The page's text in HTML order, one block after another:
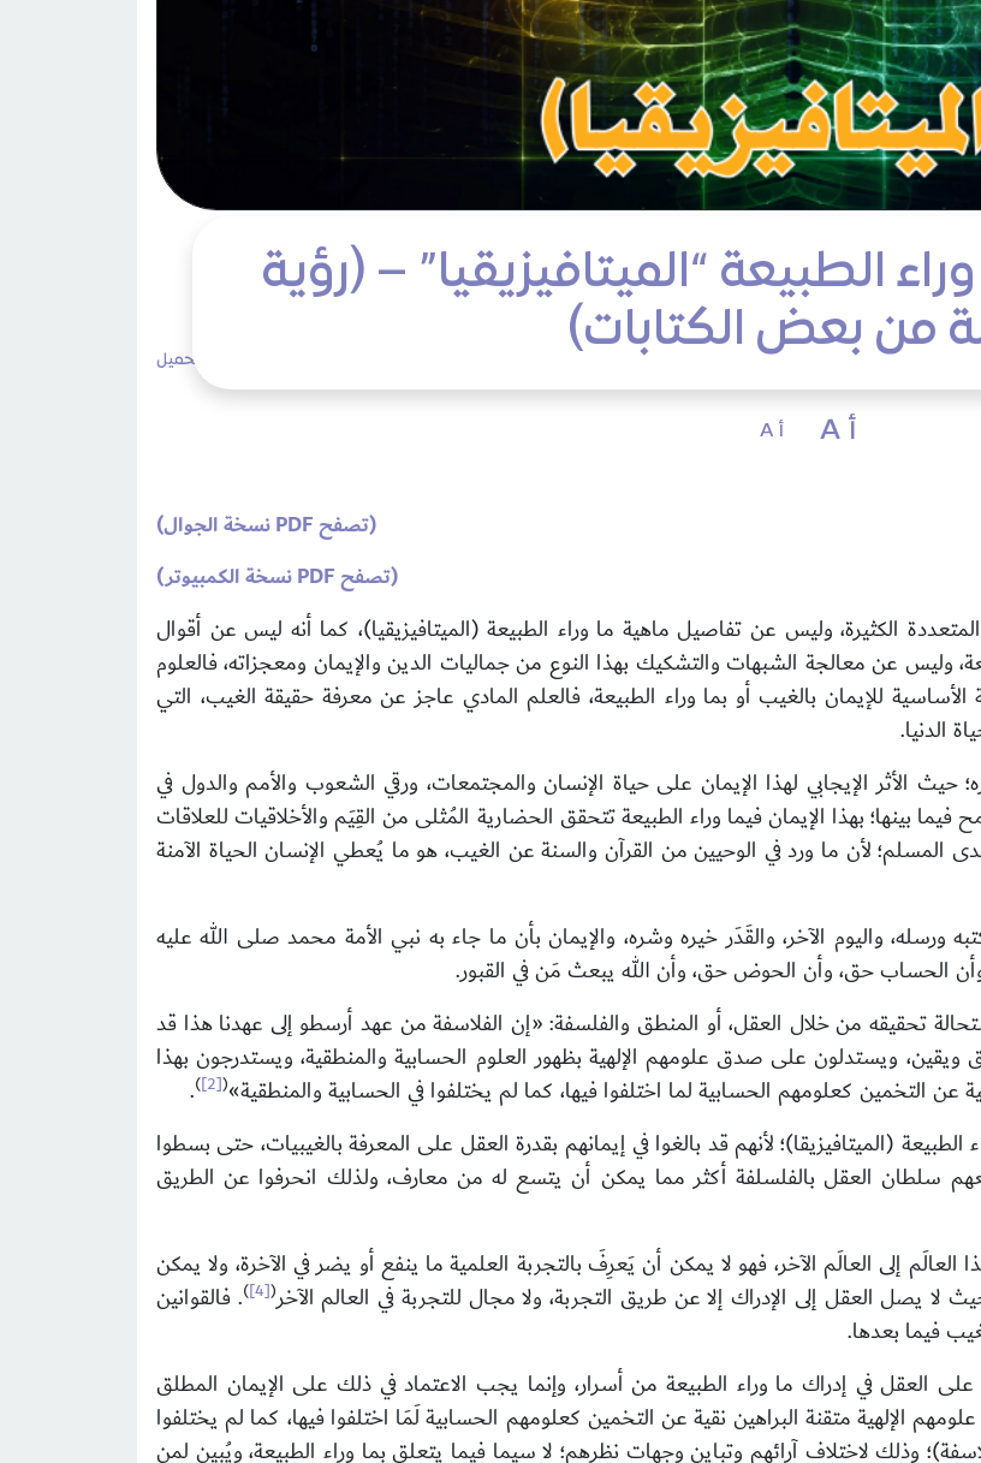
الطبيعة “الميتافيزيقيا” – (رؤية
من بعض الكتابات)
تحميل
أ A أ A
(تصفح PDF نسخة الجوال)
(تصفح PDF نسخة الكمبيوتر)
الكثيرة، وليس عن تفاصيل ماهية ما وراء الطبيعة (الميتافيزيقيا)، كما أنه ليس عن أقوال
وليس عن معالجة الشبهات والتشكيك بهذا النوع من جماليات الدين والإيمان ومعجزاته، فالعلوم
الأساسية للإيمان بالغيب أو بما وراء الطبيعة، فالعلم المادي عاجز عن معرفة حقيقة الغيب، التي
الدنيا.
حيث الأثر الإيجابي لهذا الإيمان على حياة الإنسان والمجتمعات، ورقي الشعوب والأمم والدول في
فيما بينها؛ بهذا الإيمان فيما وراء الطبيعة تتحقق الحضارية المُثلى من القِيَم والأخلاقيات للعلاقات
المسلم؛ لأن ما ورد في الوحيين من القرآن والسنة عن الغيب، هو ما يُعطي الإنسان الحياة الآمنة
ورسله، واليوم الآخر، والقَدَر خيره وشره، والإيمان بأن ما جاء به نبي الأمة محمد صلى الله عليه
الحساب حق، وأن الحوض حق، وأن الله يبعث مَن في القبور.
تحقيقه من خلال العقل، أو المنطق والفلسفة: «إن الفلاسفة من عهد أرسطو إلى عهدنا هذا قد
ويستدلون على صدق علومهم الإلهية بظهور العلوم الحسابية والمنطقية، ويستدرجون بهذا
عن التخمين كعلومهم الحسابية لما اختلفوا فيها، كما لم يختلفوا في الحسابية والمنطقية»(
[2]
)
.
(الميتافيزيقا)؛ لأنهم قد بالغوا في إيمانهم بقدرة العقل على المعرفة بالغيبيات، حتى بسطوا
سلطان العقل بالفلسلفة أكثر مما يمكن أن يتسع له من معارف، ولذلك انحرفوا عن الطريق
إلى العالَم الآخر، فهو لا يمكن أن يَعرِفَ بالتجربة العلمية ما ينفع أو يضر في الآخرة، ولا يمكن
يصل العقل إلى الإدراك إلا عن طريق التجربة، ولا مجال للتجربة في العالم الآخر(
[4]
). فالقوانين
فيما بعدها.
العقل في إدراك ما وراء الطبيعة من أسرار، وإنما يجب الاعتماد في ذلك على الإيمان المطلق
الإلهية متقنة البراهين نقية عن التخمين كعلومهم الحسابية لَمَا اختلفوا فيها، كما لم يختلفوا
وذلك لاختلاف آرائهم وتباين وجهات نظرهم؛ لا سيما فيما يتعلق بما وراء الطبيعة، ويُبين لمن